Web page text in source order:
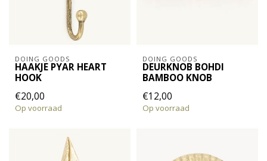
DOING GOODS
HAAKJE PYAR HEART
HOOK
€20,00
Op voorraad
DOING GOODS
DEURKNOB BOHDI
BAMBOO KNOB
€12,00
Op voorraad